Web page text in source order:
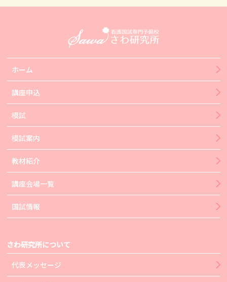
ホーム
講座申込
模試
模試案内
教材紹介
講座会場一覧
国試情報
さわ研究所について
代表メッセージ